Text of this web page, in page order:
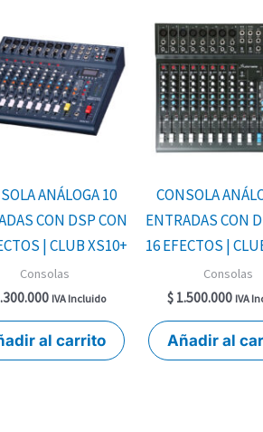
ANÁLOGA 10
CON DSP CON
| CLUB XS10+
Consolas
IVA Incluido
al carrito
CONSOLA
ENTRADAS CON
16 EFECTOS |
Consolas
$ 1.500.000 IVA
Añadir al